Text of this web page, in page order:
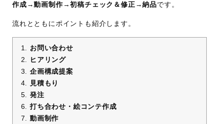
作成→動画制作→初稿チェック＆修正→納品です。
流れとともにポイントも紹介します。
お問い合わせ
ヒアリング
企画構成提案
見積もり
発注
打ち合わせ・絵コンテ作成
動画制作